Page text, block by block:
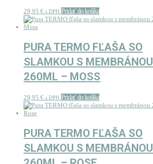
29,95 € s DPH Pridať do košíka
PURA TERMO FĽAŠA SO
SLAMKOU S MEMBRÁNOU
260ML – MOSS
29,95 € s DPH Pridať do košíka
PURA TERMO FĽAŠA SO
SLAMKOU S MEMBRÁNOU